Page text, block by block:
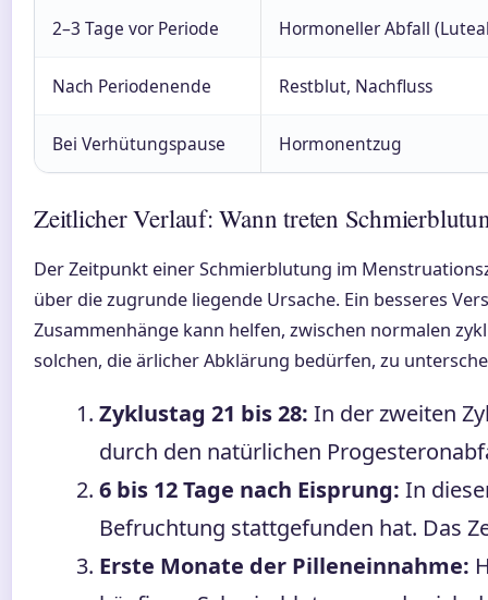
2–3 Tage vor Periode Hormoneller Abfall
Nach Periodenende Restblut, Nachfluss
Bei Verhütungspause Hormonentzug
Zeitlicher Verlauf: Wann treten
Der Zeitpunkt einer Schmierblutung im
über die zugrunde liegende Ursache. Ein besseres
Zusammenhänge kann helfen, zwischen normalen
solchen, die ärlicher Abklärung bedürfen, zu
Zyklustag 21 bis 28: In der zweiten
durch den natürlichen
6 bis 12 Tage nach Eisprung: In
Befruchtung stattgefunden hat. Das
Erste Monate der Pilleneinnahme: